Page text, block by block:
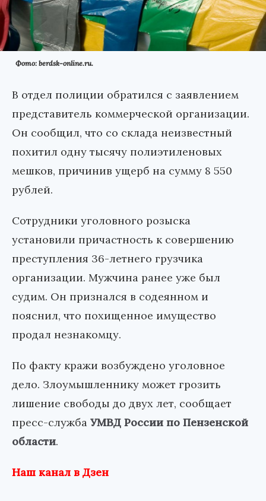
Фото: berdsk-online.ru.
В отдел полиции обратился с заявлением
представитель коммерческой организации.
Он сообщил, что со склада неизвестный
похитил одну тысячу полиэтиленовых
мешков, причинив ущерб на сумму 8 550
рублей.
Сотрудники уголовного розыска
установили причастность к совершению
преступления 36-летнего грузчика
организации. Мужчина ранее уже был
судим. Он признался в содеянном и
пояснил, что похищенное имущество
продал незнакомцу.
По факту кражи возбуждено уголовное
дело. Злоумышленнику может грозить
лишение свободы до двух лет, сообщает
пресс-служба УМВД России по Пензенской
области.
Наш канал в Дзен